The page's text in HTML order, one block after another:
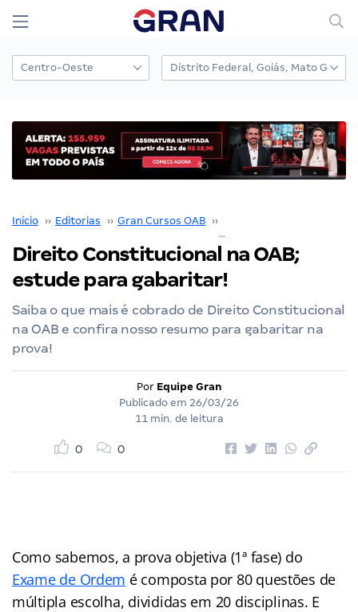
Início ›› Editorias ›› Gran Cursos OAB ››
Direito Constitucional na OAB;
estude para gabaritar!
Saiba o que mais é cobrado de Direito Constitucional
na OAB e confira nosso resumo para gabaritar na
prova!
Por Equipe Gran
Publicado em 26/03/26
11 min. de leitura
0 0
Como sabemos, a prova objetiva (1ª fase) do
Exame de Ordem é composta por 80 questões de
múltipla escolha, divididas em 20 disciplinas. E